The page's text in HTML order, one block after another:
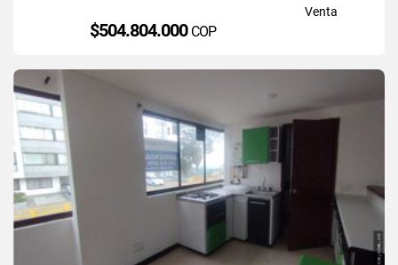
Venta
$504.804.000 COP